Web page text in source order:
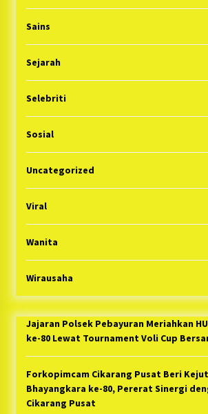
Sains
Sejarah
Selebriti
Sosial
Uncategorized
Viral
Wanita
Wirausaha
Jajaran Polsek Pebayuran Meriahkan
ke-80 Lewat Tournament Voli Cup
Forkopimcam Cikarang Pusat Beri
Bhayangkara ke-80, Pererat Sinergi
Cikarang Pusat